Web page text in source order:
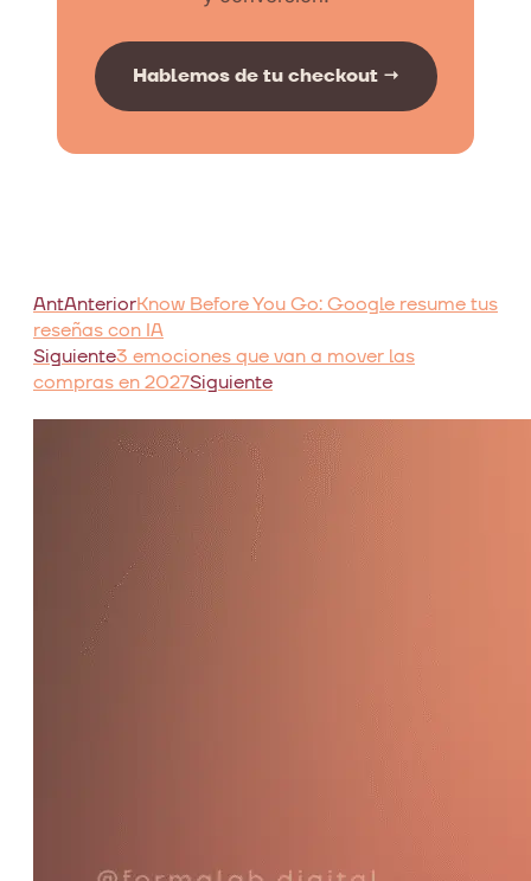
Hablemos de tu checkout →
AntAnteriorKnow Before You Go: Google resume tus
reseñas con IA
Siguiente3 emociones que van a mover las
compras en 2027Siguiente